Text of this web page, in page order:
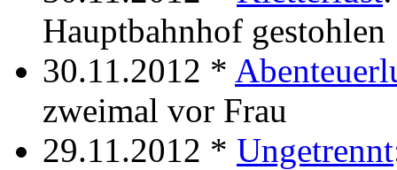
Hauptbahnhof gestohlen
30.11.2012 *
zweimal vor Frau
29.11.2012 * Ungetrennt